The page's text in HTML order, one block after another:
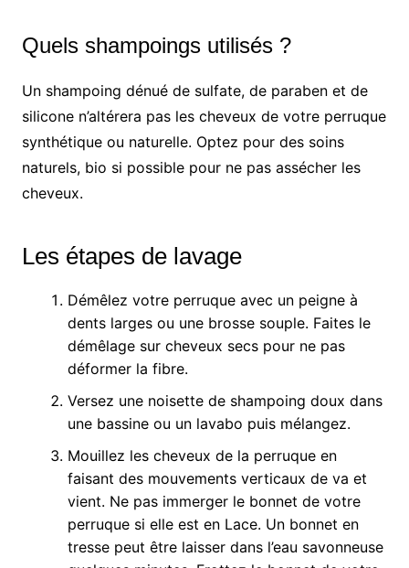
Quels shampoings utilisés ?
Un shampoing dénué de sulfate, de paraben et de
silicone n’altérera pas les cheveux de votre perruque
synthétique ou naturelle. Optez pour des soins
naturels, bio si possible pour ne pas assécher les
cheveux.
Les étapes de lavage
Démêlez votre perruque avec un peigne à
dents larges ou une brosse souple. Faites le
démêlage sur cheveux secs pour ne pas
déformer la fibre.
Versez une noisette de shampoing doux dans
une bassine ou un lavabo puis mélangez.
Mouillez les cheveux de la perruque en
faisant des mouvements verticaux de va et
vient. Ne pas immerger le bonnet de votre
perruque si elle est en Lace. Un bonnet en
tresse peut être laisser dans l’eau savonneuse